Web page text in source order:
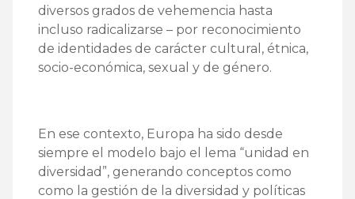
diversos grados de vehemencia hasta
incluso radicalizarse – por reconocimiento
de identidades de carácter cultural, étnica,
socio-económica, sexual y de género.
En ese contexto, Europa ha sido desde
siempre el modelo bajo el lema “unidad en
diversidad”, generando conceptos como
como la gestión de la diversidad y políticas